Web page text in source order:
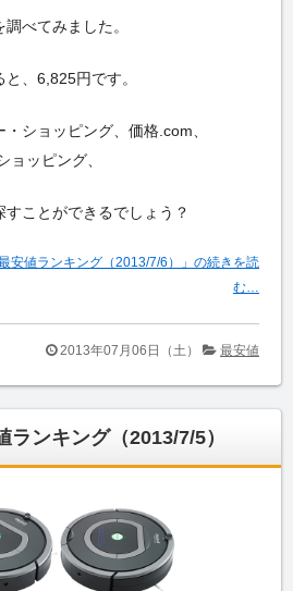
べてみました。
、6,825円です。
ショッピング、価格.com、
ョッピング、
ことができるでしょう？
安値ランキング（2013/7/6）」の続きを読
む…
2013年07月06日（土） 最安値
ランキング（2013/7/5）